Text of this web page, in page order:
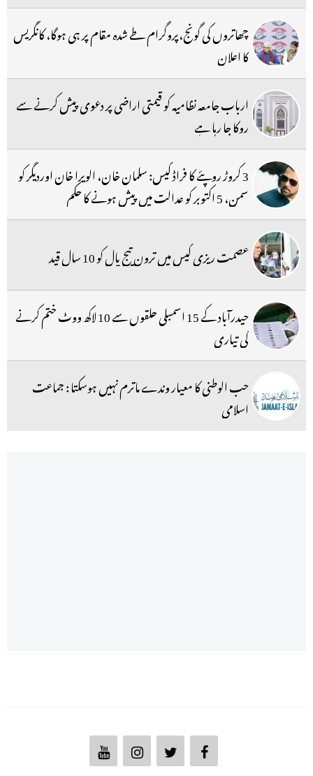
چھاتروں کی گونج،پروگرام طے شدہ مقام پر ہی ہوگا، کانگریس
کا اعلان
ارباب جامعہ نظامیہ کو قیمتی اراضی پر دعوی پیش کرنے سے
روکا جا رہا ہے
3 کروڑ روپئے کا فراڈ کیس: سلمان خان، الویرا خان اوردیگر کو
سمن، 5 اکتوبر کو عدالت میں پیش ہونے کا حکم
عصمت ریزی کیس میں ترون تیج پال کو 10 سال قید
حیدرآباد کے 15 اسمبلی حلقوں سے 10 لاکھ ووٹ ختم کرنے
کی تیاری
حب الوطنی کا معیار وندے ماترم نہیں ہوسکتا : جماعت
اسلامی